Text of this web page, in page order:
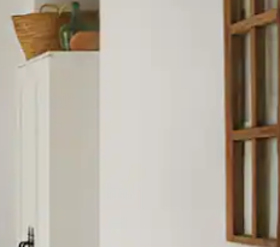
dengan sentuhan atau